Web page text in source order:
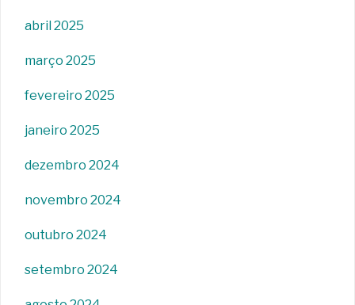
abril 2025
março 2025
fevereiro 2025
janeiro 2025
dezembro 2024
novembro 2024
outubro 2024
setembro 2024